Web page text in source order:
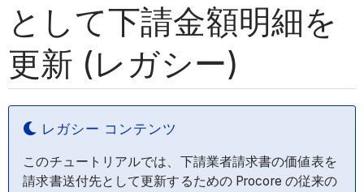
として下請金額明細を
更新 (レガシー)
レガシー コンテンツ
このチュートリアルでは、下請業者請求書の価値表を
請求書送付先として更新するための Procore の従来の